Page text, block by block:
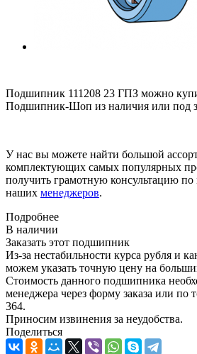
Подшипник 111208 23 ГПЗ можно
Подшипник-Шоп из наличия или под
У нас вы можете найти большой
комплектующих самых популярных
получить грамотную консультацию по
наших менеджеров.
Подробнее
В наличии
Заказать этот подшипник
Из-за нестабильности курса рубля и
можем указать точную цену на
Стоимость данного подшипника
менеджера через форму заказа или по
364.
Приносим извинения за неудобства.
Поделиться